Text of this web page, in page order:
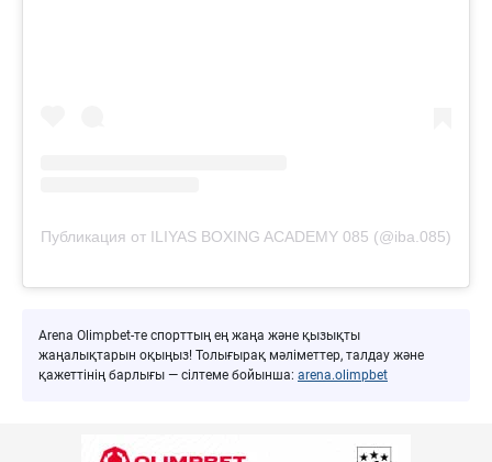
Публикация от ILIYAS BOXING ACADEMY 085 (@iba.085)
Arena Olimpbet-те спорттың ең жаңа және қызықты
жаңалықтарын оқыңыз! Толығырақ мәліметтер, талдау және
қажеттінің барлығы — сілтеме бойынша: arena.olimpbet